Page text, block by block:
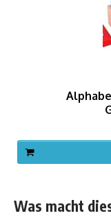
Was macht